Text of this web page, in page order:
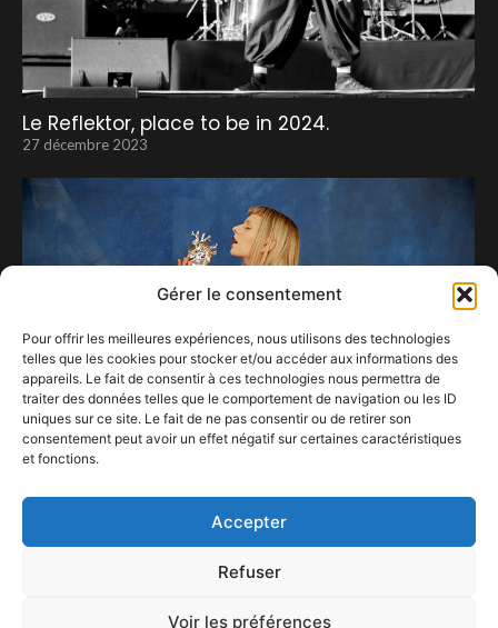
Gérer le consentement
Pour offrir les meilleures expériences, nous utilisons des technologies
telles que les cookies pour stocker et/ou accéder aux informations des
appareils. Le fait de consentir à ces technologies nous permettra de
traiter des données telles que le comportement de navigation ou les ID
uniques sur ce site. Le fait de ne pas consentir ou de retirer son
consentement peut avoir un effet négatif sur certaines caractéristiques
et fonctions.
Accepter
Refuser
Voir les préférences
Le Reflektor, place to be in 2024.
27 décembre 2023
AURORA // WHAT HAPPENED TO THE EARTH? PART
4 avril 2024